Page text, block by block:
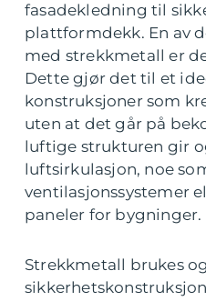
fasadekledning til
plattformdekk. En av
med strekkmetall er
Dette gjør det til et
konstruksjoner som
uten at det går på
luftige strukturen gir
luftsirkulasjon, noe
ventilasjonssystemer
paneler for bygninger.
Strekkmetall brukes